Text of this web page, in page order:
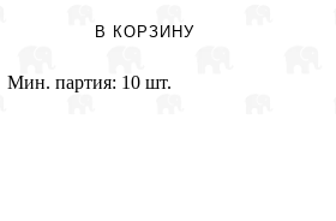
В КОРЗИНУ
Мин. партия: 10 шт.